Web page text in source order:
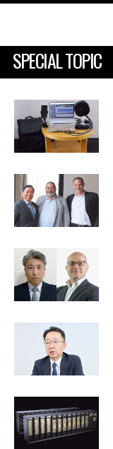
SPECIAL TOPIC